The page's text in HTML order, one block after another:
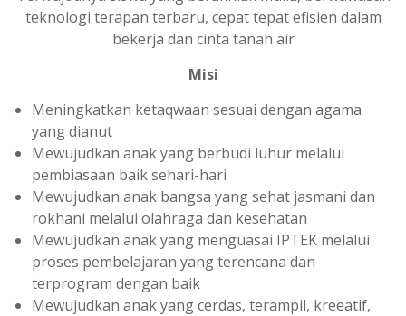
teknologi terapan terbaru, cepat tepat efisien dalam
bekerja dan cinta tanah air
Misi
Meningkatkan ketaqwaan sesuai dengan agama
yang dianut
Mewujudkan anak yang berbudi luhur melalui
pembiasaan baik sehari-hari
Mewujudkan anak bangsa yang sehat jasmani dan
rokhani melalui olahraga dan kesehatan
Mewujudkan anak yang menguasai IPTEK melalui
proses pembelajaran yang terencana dan
terprogram dengan baik
Mewujudkan anak yang cerdas, terampil, kreeatif,